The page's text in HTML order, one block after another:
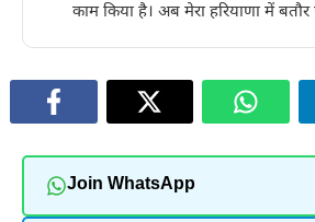
काम किया है। अब मेरा हरियाणा में बतौर
Join WhatsApp